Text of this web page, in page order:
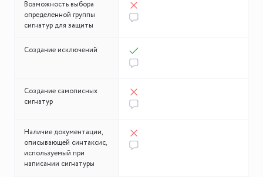
Подписаться на
Вы подписаны
Спасибо за вашу подписку, ждите свежие
Возможность выбора
определенной группы
сигнатур для защиты
Создание исключений
Создание самописных
сигнатур
Наличие документации,
описывающей синтаксис,
используемый при
написании сигнатуры
Ваше сообщение
успешно отправлено